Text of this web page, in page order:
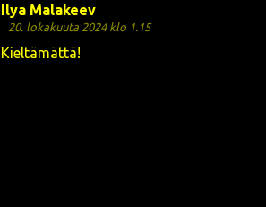
Ilya Malakeev
20. lokakuuta 2024 klo 1.15
Kieltämättä!